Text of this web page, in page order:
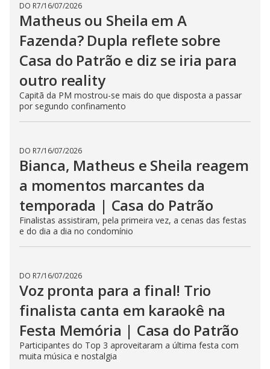
DO R7/16/07/2026
Matheus ou Sheila em A
Fazenda? Dupla reflete sobre
Casa do Patrão e diz se iria para
outro reality
Capitã da PM mostrou-se mais do que disposta a passar
por segundo confinamento
DO R7/16/07/2026
Bianca, Matheus e Sheila reagem
a momentos marcantes da
temporada | Casa do Patrão
Finalistas assistiram, pela primeira vez, a cenas das festas
e do dia a dia no condomínio
DO R7/16/07/2026
Voz pronta para a final! Trio
finalista canta em karaokê na
Festa Memória | Casa do Patrão
Participantes do Top 3 aproveitaram a última festa com
muita música e nostalgia